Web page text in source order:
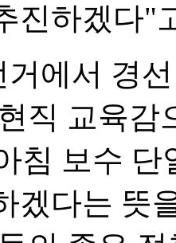
진하겠다"
에서 경
직 교육감
침 보수
겠다는 뜻